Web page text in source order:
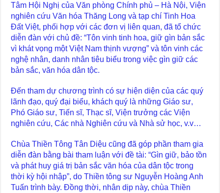
Tâm Hội Nghị của Văn phòng Chính phủ – Hà Nội, Viện
nghiên cứu Văn hóa Thăng Long và tạp chí Tinh Hoa
Đất Việt, phối hợp với các đơn vị liên quan, đã tổ chức
diễn đàn với chủ đề: “Tôn vinh tinh hoa, giữ gìn bản sắc
vì khát vọng một Việt Nam thịnh vượng” và tôn vinh các
nghệ nhân, danh nhân tiêu biểu trong việc gìn giữ các
bản sắc, văn hóa dân tộc.
Đến tham dự chương trình có sự hiện diện của các quý
lãnh đạo, quý đại biểu, khách quý là những Giáo sư,
Phó Giáo sư, Tiến sĩ, Thạc sĩ, Viện trưởng các Viện
nghiên cứu, Các nhà Nghiên cứu và Nhà sử học, v.v…
Chùa Thiền Tông Tân Diệu cũng đã góp phần tham gia
diễn đàn bằng bài tham luận với đề tài: “Gìn giữ, bảo tồn
và phát huy giá trị bản sắc văn hóa của dân tộc trong
thời kỳ hội nhập”, do Thiền tông sư Nguyễn Hoàng Anh
Tuấn trình bày. Đồng thời, nhân dịp này, chùa Thiền